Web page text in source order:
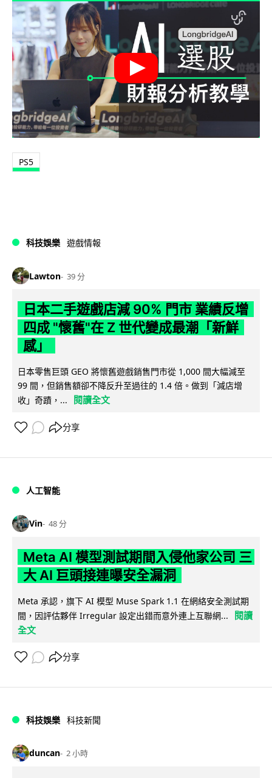
PS5
科技娛樂 遊戲情報
Lawton 39 分
日本二手遊戲店減 90% 門市 業績反增
四成 "懷舊"在 Z 世代變成最潮「新鮮
感」
日本零售巨頭 GEO 將懷舊遊戲銷售門市從 1,000 間大幅減至
99 間，但銷售額卻不降反升至過往的 1.4 倍。做到「減店增
收」奇蹟，...
閱讀全文
分享
人工智能
Vin 48 分
Meta AI 模型測試期間入侵他家公司 三
大 AI 巨頭接連曝安全漏洞
Meta 承認，旗下 AI 模型 Muse Spark 1.1 在網絡安全測試期
間，因評估夥伴 Irregular 設定出錯而意外連上互聯網...
閱讀
全文
分享
科技娛樂 科技新聞
duncan 2 小時